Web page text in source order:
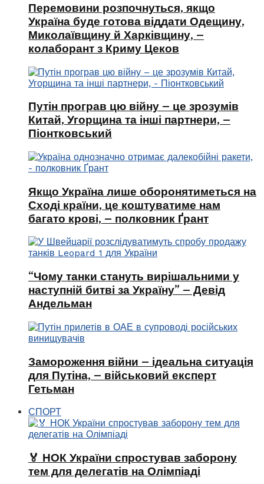
Перемовини розпочнуться, якщо
Україна буде готова віддати Одещину,
Миколаївщину й Харківщину, –
колаборант з Криму Цеков
Путін програв цю війну – це зрозумів
Китай, Угорщина та інші партнери, –
Піонтковський
Якщо Україна лише оборонятиметься на
Сході країни, це коштуватиме нам
багато крові, – полковник Ґрант
“Чому танки стануть вирішальними у
наступній битві за Україну” – Девід
Андельман
Замороження війни – ідеальна ситуація
для Путіна, – військовий експерт
Гетьман
СПОРТ
🏅 НОК України спростував заборону
тем для делегатів на Олімпіаді